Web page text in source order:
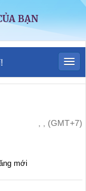
BẠN
, , (GMT+7)
mới